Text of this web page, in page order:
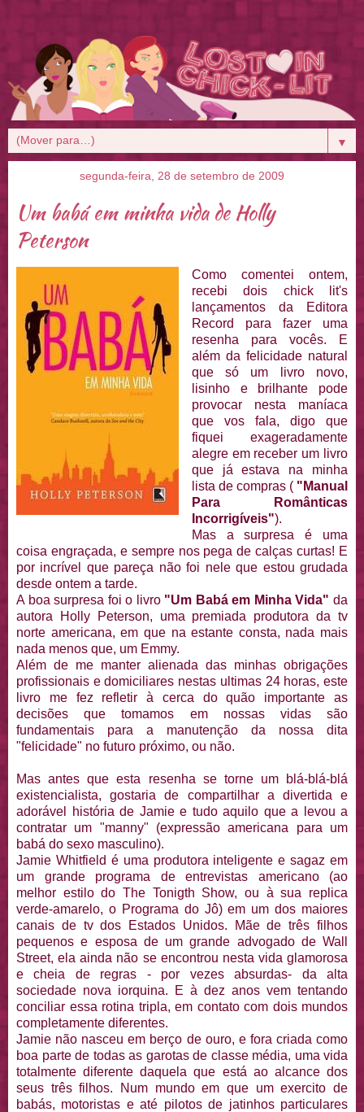
▼
segunda-feira, 28 de setembro de 2009
Um babá em minha vida de Holly
Peterson
Como comentei ontem,
recebi dois chick lit's
lançamentos da Editora
Record para fazer uma
resenha para vocês. E
além da felicidade natural
que só um livro novo,
lisinho e brilhante pode
provocar nesta maníaca
que vos fala, digo que
fiquei exageradamente
alegre em receber um livro
que já estava na minha
lista de compras ( "Manual
Para Românticas
Incorrigíveis").
Mas a surpresa é uma
coisa engraçada, e sempre nos pega de calças curtas! E
por incrível que pareça não foi nele que estou grudada
desde ontem a tarde.
A boa surpresa foi o livro "Um Babá em Minha Vida"da
autora Holly Peterson, uma premiada produtora da tv
norte americana, em que na estante consta, nada mais
nada menos que, um Emmy.
Além de me manter alienada das minhas obrigações
profissionais e domiciliares nestas ultimas 24 horas, este
livro me fez refletir à cerca do quão importante as
decisões que tomamos em nossas vidas são
fundamentais para a manutenção da nossa dita
"felicidade" no futuro próximo, ou não.
Mas antes que esta resenha se torne um blá-blá-blá
existencialista, gostaria de compartilhar a divertida e
adorável história de Jamie e tudo aquilo que a levou a
contratar um "manny" (expressão americana para um
babá do sexo masculino).
Jamie Whitfield é uma produtora inteligente e sagaz em
um grande programa de entrevistas americano (ao
melhor estilo do The Tonigth Show, ou à sua replica
verde-amarelo, o Programa do Jô) em um dos maiores
canais de tv dos Estados Unidos. Mãe de três filhos
pequenos e esposa de um grande advogado de Wall
Street, ela ainda não se encontrou nesta vida glamorosa
e cheia de regras - por vezes absurdas- da alta
sociedade nova iorquina. E à dez anos vem tentando
conciliar essa rotina tripla, em contato com dois mundos
completamente diferentes.
Jamie não nasceu em berço de ouro, e fora criada como
boa parte de todas as garotas de classe média, uma vida
totalmente diferente daquela que está ao alcance dos
seus três filhos. Num mundo em que um exercito de
babás, motoristas e até pilotos de jatinhos particulares